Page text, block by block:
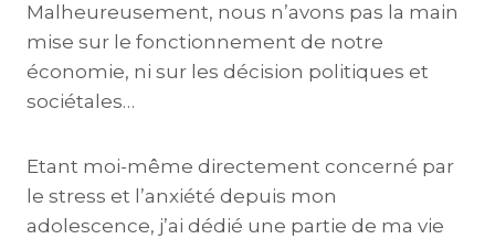
Malheureusement, nous n’avons pas la main
mise sur le fonctionnement de notre
économie, ni sur les décision politiques et
sociétales…
Etant moi-même directement concerné par
le stress et l’anxiété depuis mon
adolescence, j’ai dédié une partie de ma vie